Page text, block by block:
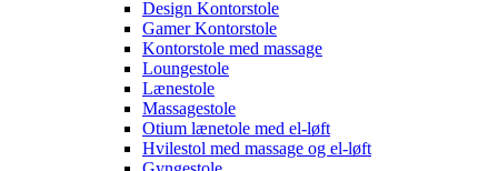
Design Kontorstole
Gamer Kontorstole
Kontorstole med massage
Loungestole
Lænestole
Massagestole
Otium lænetole med el-løft
Hvilestol med massage og el-løft